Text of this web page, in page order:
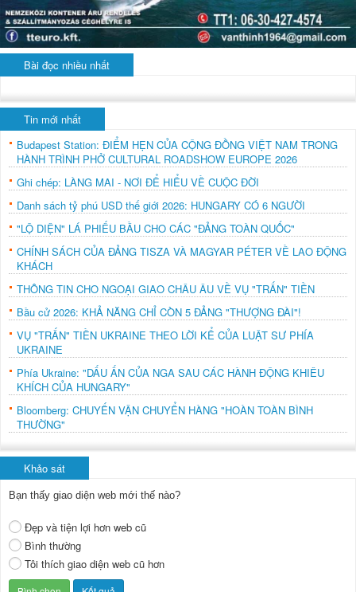
Bài đọc nhiều nhất
Tin mới nhất
Budapest Station: ĐIỂM HẸN CỦA CỘNG ĐỒNG VIỆT NAM TRONG
HÀNH TRÌNH PHỞ CULTURAL ROADSHOW EUROPE 2026
Ghi chép: LÀNG MAI - NƠI ĐỂ HIỂU VỀ CUỘC ĐỜI
Danh sách tỷ phú USD thế giới 2026: HUNGARY CÓ 6 NGƯỜI
"LỘ DIỆN" LÁ PHIẾU BẦU CHO CÁC "ĐẢNG TOÀN QUỐC"
CHÍNH SÁCH CỦA ĐẢNG TISZA VÀ MAGYAR PÉTER VỀ LAO ĐỘNG
KHÁCH
THÔNG TIN CHO NGOẠI GIAO CHÂU ÂU VỀ VỤ "TRẤN" TIỀN
Bầu cử 2026: KHẢ NĂNG CHỈ CÒN 5 ĐẢNG "THƯỢNG ĐÀI"!
VỤ "TRẤN" TIỀN UKRAINE THEO LỜI KỂ CỦA LUẬT SƯ PHÍA
UKRAINE
Phía Ukraine: "DẤU ẤN CỦA NGA SAU CÁC HÀNH ĐỘNG KHIÊU
KHÍCH CỦA HUNGARY"
Bloomberg: CHUYẾN VẬN CHUYỂN HÀNG "HOÀN TOÀN BÌNH
THƯỜNG"
Khảo sát
Bạn thấy giao diện web mới thế nào?
Đẹp và tiện lợi hơn web cũ
Bình thường
Tôi thích giao diện web cũ hơn